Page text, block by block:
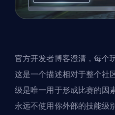
官方开发者博客澄清，每个
这是一个描述相对于整个社
级是唯一用于形成比赛的因
永远不使用你外部的技能